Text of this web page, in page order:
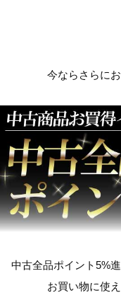
今ならさらに
中古全品ポイント5%
お買い物に使